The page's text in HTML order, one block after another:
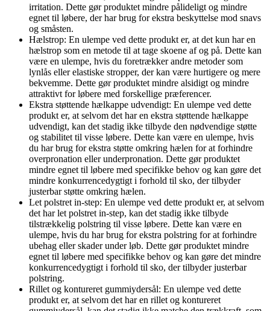
irritation. Dette gør produktet mindre pålideligt og mindre
egnet til løbere, der har brug for ekstra beskyttelse mod snavs
og småsten.
Hælstrop: En ulempe ved dette produkt er, at det kun har en
hælstrop som en metode til at tage skoene af og på. Dette kan
være en ulempe, hvis du foretrækker andre metoder som
lynlås eller elastiske stropper, der kan være hurtigere og mere
bekvemme. Dette gør produktet mindre alsidigt og mindre
attraktivt for løbere med forskellige præferencer.
Ekstra støttende hælkappe udvendigt: En ulempe ved dette
produkt er, at selvom det har en ekstra støttende hælkappe
udvendigt, kan det stadig ikke tilbyde den nødvendige støtte
og stabilitet til visse løbere. Dette kan være en ulempe, hvis
du har brug for ekstra støtte omkring hælen for at forhindre
overpronation eller underpronation. Dette gør produktet
mindre egnet til løbere med specifikke behov og kan gøre det
mindre konkurrencedygtigt i forhold til sko, der tilbyder
justerbar støtte omkring hælen.
Let polstret in-step: En ulempe ved dette produkt er, at selvom
det har let polstret in-step, kan det stadig ikke tilbyde
tilstrækkelig polstring til visse løbere. Dette kan være en
ulempe, hvis du har brug for ekstra polstring for at forhindre
ubehag eller skader under løb. Dette gør produktet mindre
egnet til løbere med specifikke behov og kan gøre det mindre
konkurrencedygtigt i forhold til sko, der tilbyder justerbar
polstring.
Rillet og kontureret gummiydersål: En ulempe ved dette
produkt er, at selvom det har en rillet og kontureret